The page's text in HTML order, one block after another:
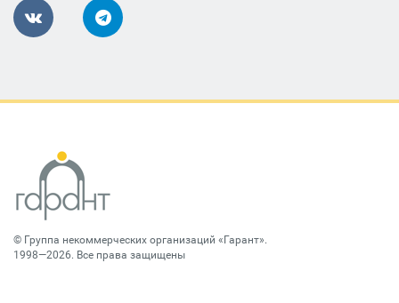
© Группа некоммерческих организаций «Гарант».
1998—2026. Все права защищены